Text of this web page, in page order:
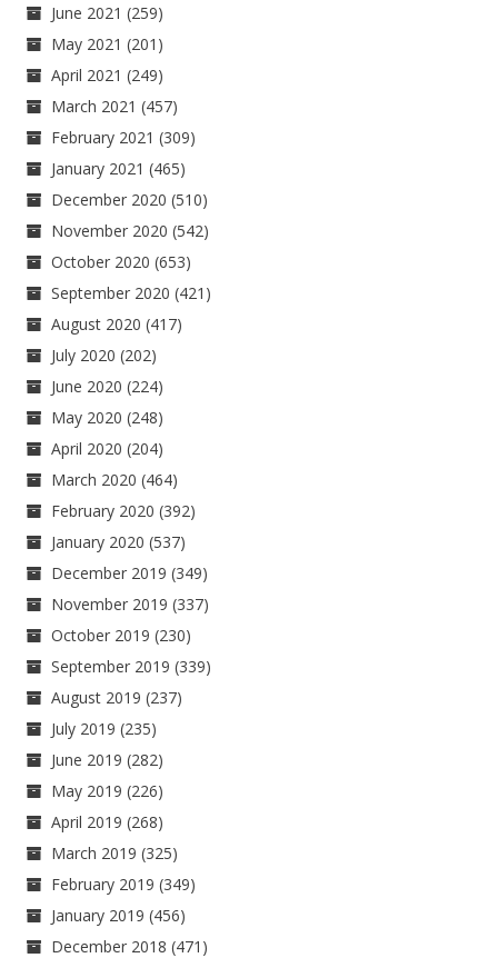
June 2021 (259)
May 2021 (201)
April 2021 (249)
March 2021 (457)
February 2021 (309)
January 2021 (465)
December 2020 (510)
November 2020 (542)
October 2020 (653)
September 2020 (421)
August 2020 (417)
July 2020 (202)
June 2020 (224)
May 2020 (248)
April 2020 (204)
March 2020 (464)
February 2020 (392)
January 2020 (537)
December 2019 (349)
November 2019 (337)
October 2019 (230)
September 2019 (339)
August 2019 (237)
July 2019 (235)
June 2019 (282)
May 2019 (226)
April 2019 (268)
March 2019 (325)
February 2019 (349)
January 2019 (456)
December 2018 (471)